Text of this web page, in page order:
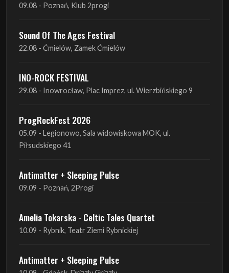
09.08 - Poznań, Klub 2progi
Sound Of The Ages Festival
22.08 - Ćmielów, Zamek Ćmielów
INO-ROCK FESTIVAL
29.08 - Inowrocław, Plac Imprez, ul. Wierzbińskiego 9
ProgRockFest 2026
05.09 - Legionowo, Sala widowiskowa MOK, ul.
Piłsudskiego 41
Antimatter + Sleeping Pulse
09.09 - Poznań, 2Progi
Amelia Tokarska - Celtic Tales Quartet
10.09 - Rybnik, Teatr Ziemi Rybnickiej
Antimatter + Sleeping Pulse